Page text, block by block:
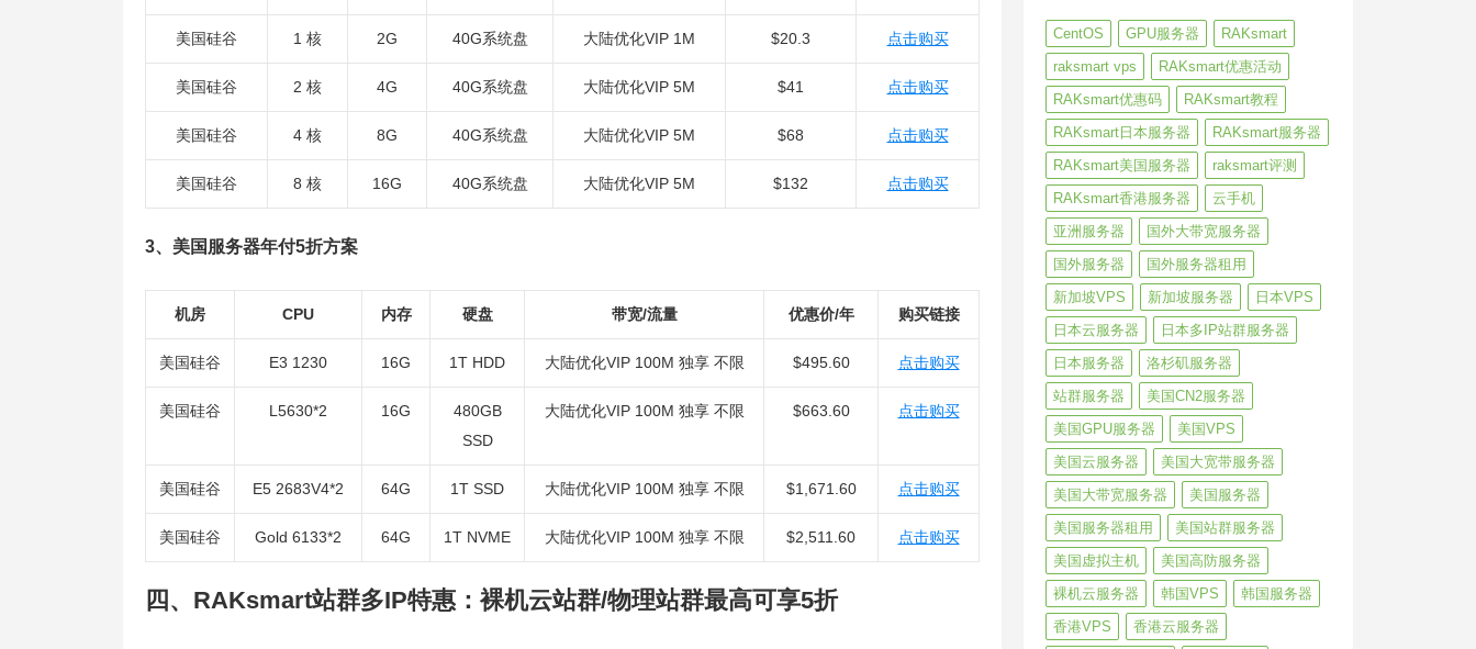
美国硅谷 1 核 2G 40G系统盘 大陆优化VIP 1M $20.3 点击购买
美国硅谷 2 核 4G 40G系统盘 大陆优化VIP 5M $41 点击购买
美国硅谷 4 核 8G 40G系统盘 大陆优化VIP 5M $68 点击购买
美国硅谷 8 核 16G 40G系统盘 大陆优化VIP 5M $132 点击购买
3、美国服务器年付5折方案
机房 CPU 内存 硬盘 带宽/流量 优惠价/年 购买链接
美国硅谷 E3 1230 16G 1T HDD 大陆优化VIP 100M 独享 不限 $495.60 点击购买
美国硅谷 L5630*2 16G
480GB
SSD
大陆优化VIP 100M 独享 不限 $663.60 点击购买
美国硅谷 E5 2683V4*2 64G 1T SSD 大陆优化VIP 100M 独享 不限 $1,671.60 点击购买
美国硅谷 Gold 6133*2 64G 1T NVME 大陆优化VIP 100M 独享 不限 $2,511.60 点击购买
四、RAKsmart站群多IP特惠：裸机云站群/物理站群最高可享5折
CentOS GPU服务器
RAKsmart
raksmart vps
RAKsmart优惠活动
RAKsmart优惠码
RAKsmart教程
RAKsmart日本服务器
RAKsmart服务器
RAKsmart美国服务器
raksmart评测
RAKsmart香港服务器
云手机
亚洲服务器
国外大带宽服务器
国外服务器
国外服务器租用
新加坡VPS
新加坡服务器
日本VPS
日本云服务器
日本多IP站群服务器
日本服务器
洛杉矶服务器
站群服务器
美国CN2服务器
美国GPU服务器
美国VPS
美国云服务器
美国大宽带服务器
美国大带宽服务器
美国服务器
美国服务器租用
美国站群服务器
美国虚拟主机
美国高防服务器
裸机云服务器
韩国VPS
韩国服务器
香港VPS
香港云服务器